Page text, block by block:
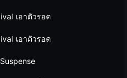
เอาตัวรอด
เอาตัวรอด
Suspense